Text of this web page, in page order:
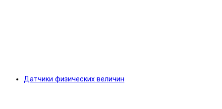
Датчики физических величин